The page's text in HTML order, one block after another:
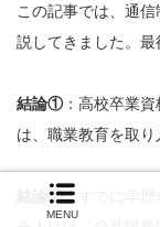
この記事では、通
説してきました。最
結論①：高校卒業資
は、職業教育を取り
結論②：すでに学歴
MENU